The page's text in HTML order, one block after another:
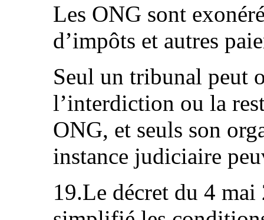
Les ONG sont
d’impôts et autres
Seul un tribunal peut
l’interdiction ou la
ONG, et seuls son
instance judiciaire
19.Le décret du 4